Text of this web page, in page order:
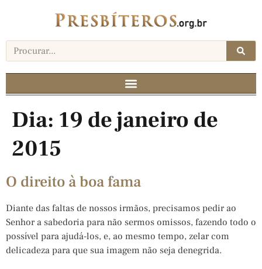
Dia: 19 de janeiro de
2015
O direito à boa fama
Diante das faltas de nossos irmãos, precisamos pedir ao
Senhor a sabedoria para não sermos omissos, fazendo todo o
possível para ajudá-los, e, ao mesmo tempo, zelar com
delicadeza para que sua imagem não seja denegrida.